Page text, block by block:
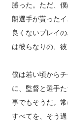
勝った。ただ、
朗選手が貰った
良くないプレイ
は彼らなりの、
僕は若い頃から
に、監督と選手
事でもそうだ。
すべてを、そう